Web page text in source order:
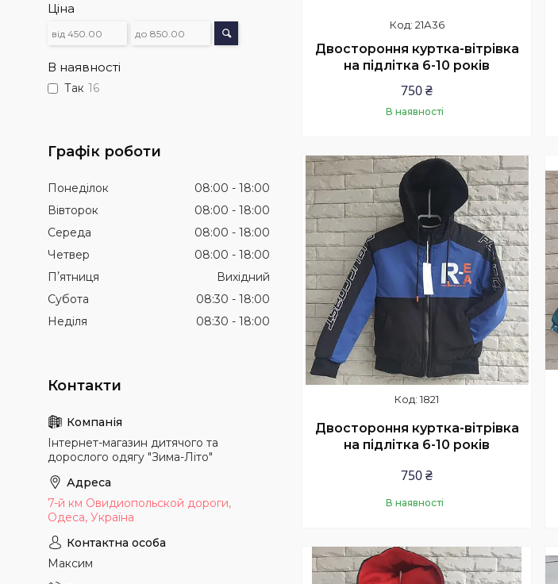
21А36
Двостороння куртка-вітрівка
на підлітка 6-10 років
750 ₴
В наявності
Купити
1821
Двостороння куртка-вітрівка
на підлітка 6-10 років
750 ₴
В наявності
Купити
Ціна
В наявності
Так 16
Графік роботи
Понеділок 08:00
18:00
Вівторок
08:00
18:00
Середа
08:00
18:00
Четвер
08:00
18:00
Пʼятниця
Вихідний
Субота
08:30
18:00
Неділя
08:30 18:00
Інтернет-магазин дитячого та
дорослого одягу "Зима-Літо"
7-й км Овидиопольской дороги,
Одеса, Україна
Максим